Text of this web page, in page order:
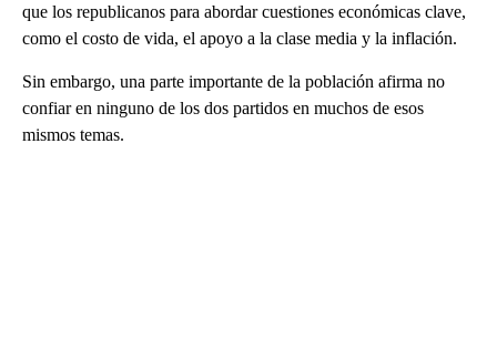
que los republicanos para abordar cuestiones económicas clave,
como el costo de vida, el apoyo a la clase media y la inflación.
Sin embargo, una parte importante de la población afirma no
confiar en ninguno de los dos partidos en muchos de esos
mismos temas.